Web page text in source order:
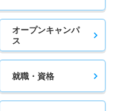
オープンキャンパ
ス
就職・資格